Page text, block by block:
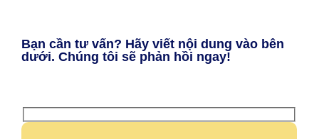
Bạn cần tư vấn? Hãy viết nội dung vào bên
dưới. Chúng tôi sẽ phản hồi ngay!